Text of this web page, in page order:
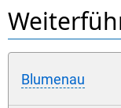
Blumenau